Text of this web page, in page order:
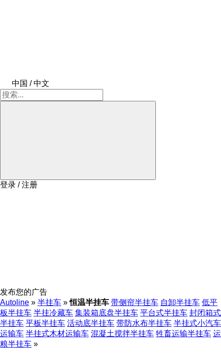
中国 / 中文
登录 / 注册
发布您的广告
Autoline » 半挂车 » 恒温半挂车 带侧帘半挂车 自卸半挂车 低平
板半挂车 半挂冷藏车 集装箱底盘半挂车 平台式半挂车 封闭箱式
半挂车 平板半挂车 活动底半挂车 带防水布半挂车 半挂式小汽车
运输车 半挂式木材运输车 混凝土搅拌半挂车 牲畜运输半挂车 运
粮半挂车 »